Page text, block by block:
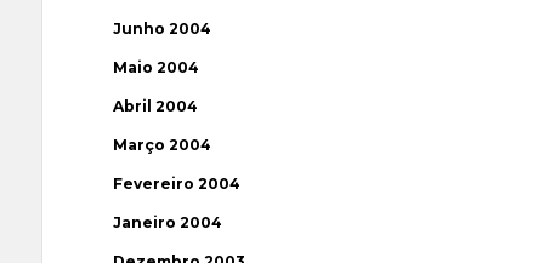
Junho 2004
Maio 2004
Abril 2004
Março 2004
Fevereiro 2004
Janeiro 2004